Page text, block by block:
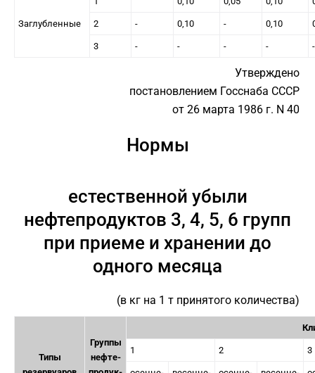
Заглубленные 2 - 0,10 - 0,10
3 - - - - -
Утверждено
постановлением Госснаба СССР
от 26 марта 1986 г. N 40
Нормы
естественной убыли
нефтепродуктов 3, 4, 5, 6 групп
при приеме и хранении до
одного месяца
(в кг на 1 т принятого количества)
Типы
Группы
нефте-
1 2 3